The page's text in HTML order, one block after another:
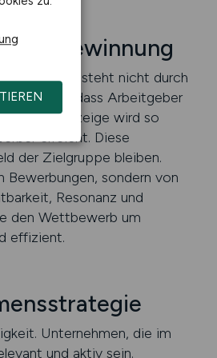
entsteht nicht durch
dafür, dass Arbeitgeber
Stellenanzeige wird so
erreicht. Diese
der Zielgruppe bleiben.
sondern von
Resonanz und
den Wettbewerb um
effizient.
Unternehmen, die im
und aktiv sein.